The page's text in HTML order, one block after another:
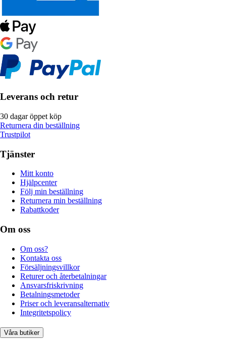
Leverans och retur
30 dagar öppet köp
Returnera din beställning
Trustpilot
Tjänster
Mitt konto
Hjälpcenter
Följ min beställning
Returnera min beställning
Rabattkoder
Om oss
Om oss?
Kontakta oss
Försäljningsvillkor
Returer och återbetalningar
Ansvarsfriskrivning
Betalningsmetoder
Priser och leveransalternativ
Integritetspolicy
Våra butiker